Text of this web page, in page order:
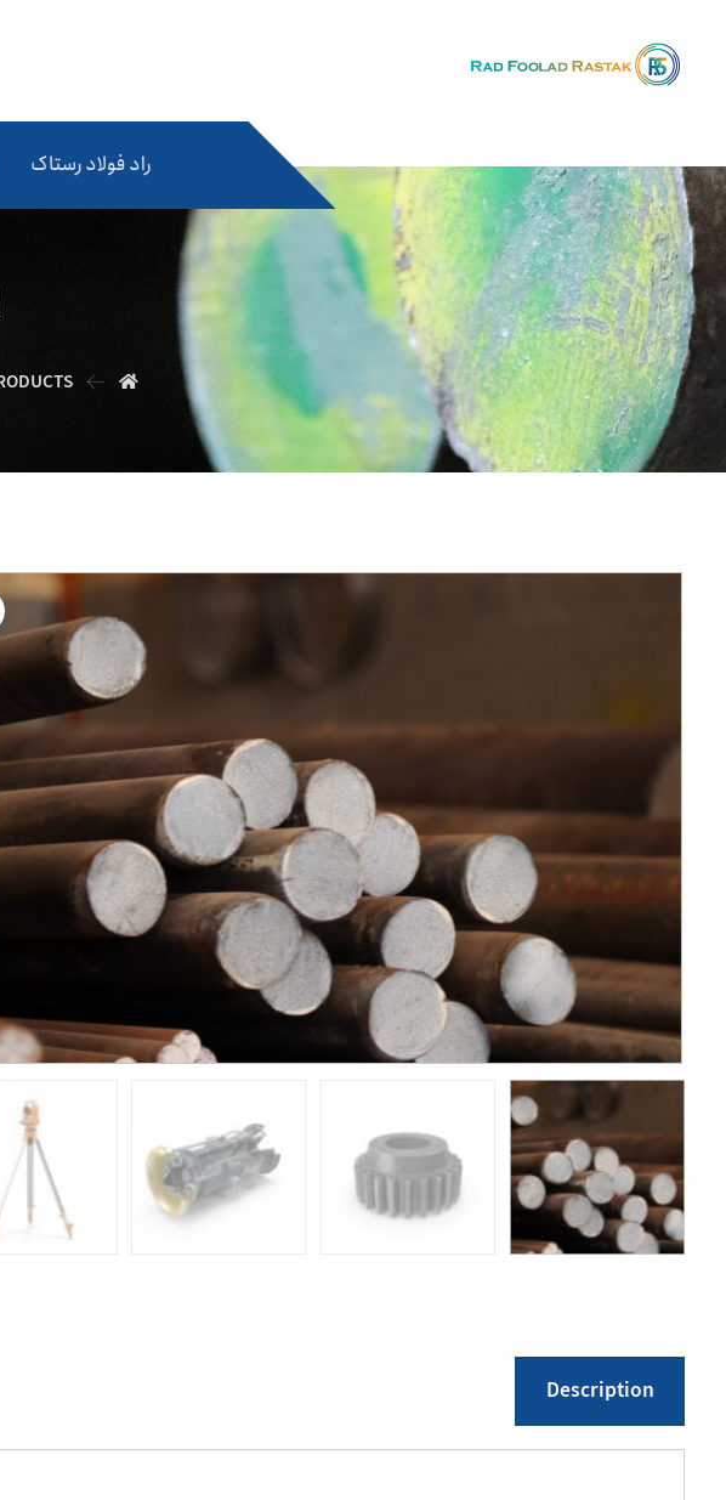
راد فولاد رستاک
Description